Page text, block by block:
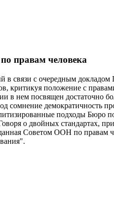
правам человека
связи с очередным
критикуя положение с
в нем посвящен достаточно
сомнение
подходы Бюро
о двойных
Советом ООН по правам